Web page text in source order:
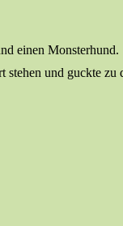
einen Monsterhund.
und guckte